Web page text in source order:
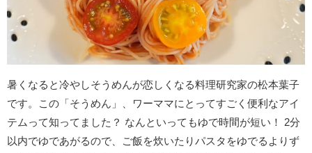
暑くなると冷やしそうめんが恋しくなる料理研究家の松本葉子
です。この「そうめん」、ワーママにとってすごく便利なアイ
テムって知ってました？ なんといってもゆで時間が短い！ 2分
以内でゆであがるので、ご飯を炊いたりパスタをゆでるよりず